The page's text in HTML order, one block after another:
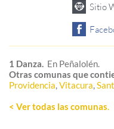
1 Danza. En Peñalolén.
Otras comunas que
Providencia,Vitacura,
< Ver todas las comunas.